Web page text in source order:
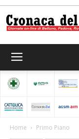
Home Primo Piano